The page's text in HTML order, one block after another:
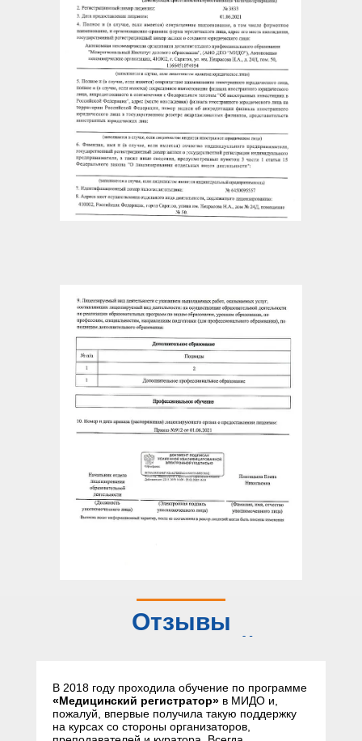
Отзывы
слушателей
В 2018 году проходила обучение по программе
«Медицинский регистратор» в МИДО и,
пожалуй, впервые получила такую поддержку
на курсах со стороны организаторов,